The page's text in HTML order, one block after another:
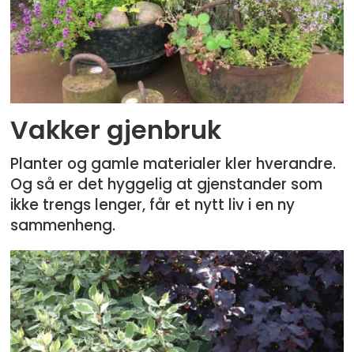
Vakker gjenbruk
Planter og gamle materialer kler hverandre.
Og så er det hyggelig at gjenstander som
ikke trengs lenger, får et nytt liv i en ny
sammenheng.